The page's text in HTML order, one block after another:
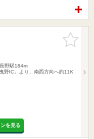
お気に入
りに追加
野駅184m
野IC」より、南西方向へ約11K
を見る